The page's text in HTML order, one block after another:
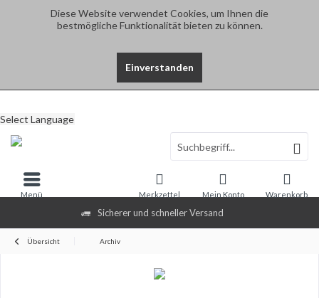
Diese Website verwendet Cookies, um Ihnen die
bestmögliche Funktionalität bieten zu können.
Einverstanden
Sicherer und schneller Versand
Select Language
Warenkorb
Merkzettel Mein Konto
Menü
Übersicht Archiv